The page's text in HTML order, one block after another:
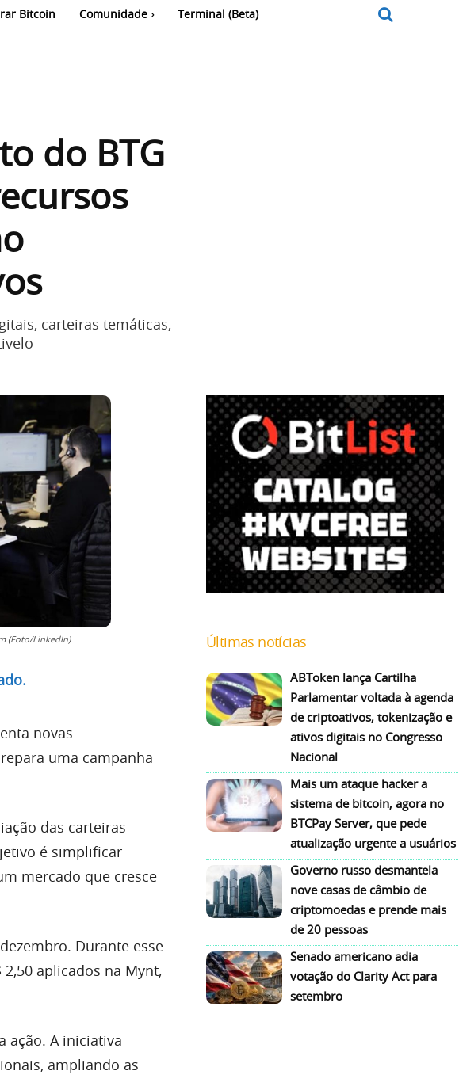
Bitcoin Comunidade Terminal (Beta)
do BTG
carteiras temáticas,
(Foto/LinkedIn)
novas
uma campanha
das carteiras
é simplificar
mercado que cresce
Durante esse
aplicados na Mynt,
ação. A iniciativa
ampliando as
Últimas notícias
ABToken lança Cartilha
Parlamentar voltada à agenda
de criptoativos, tokenização e
ativos digitais no Congresso
Nacional
Mais um ataque hacker a
sistema de bitcoin, agora no
BTCPay Server, que pede
atualização urgente a usuários
Governo russo desmantela
nove casas de câmbio de
criptomoedas e prende mais
de 20 pessoas
Senado americano adia
votação do Clarity Act para
setembro